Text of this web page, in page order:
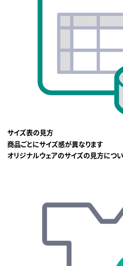
サイズ表の見方
商品ごとにサイズ感が異なります
オリジナルウェアのサイズの見方につ